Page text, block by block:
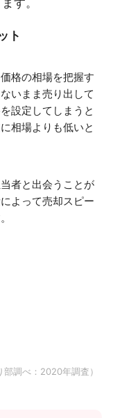
ト
格の相場を把握す
いまま売り出して
設定してしまうと
相場よりも低いと
者と出会うことが
よって売却スピー
部調べ：2020年調査）